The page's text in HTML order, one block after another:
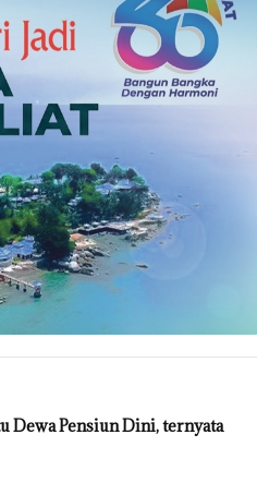
Dewa Pensiun Dini, ternyata